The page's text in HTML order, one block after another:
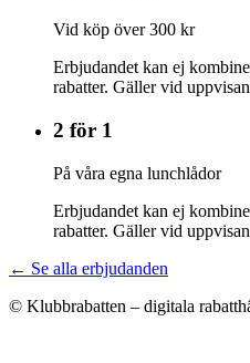
Vid köp över 300 kr
Erbjudandet kan ej
rabatter. Gäller vid
2 för 1
På våra egna lunchlådor
Erbjudandet kan ej
rabatter. Gäller vid
← Se alla erbjudanden
© Klubbrabatten – digitala